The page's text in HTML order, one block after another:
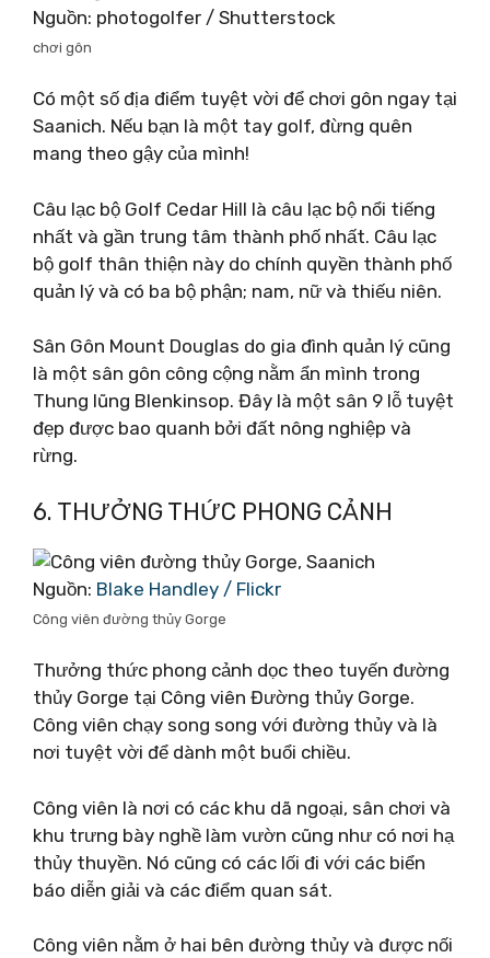
Nguồn: photogolfer / Shutterstock
chơi gôn
Có một số địa điểm tuyệt vời để chơi gôn ngay tại
Saanich. Nếu bạn là một tay golf, đừng quên
mang theo gậy của mình!
Câu lạc bộ Golf Cedar Hill là câu lạc bộ nổi tiếng
nhất và gần trung tâm thành phố nhất. Câu lạc
bộ golf thân thiện này do chính quyền thành phố
quản lý và có ba bộ phận; nam, nữ và thiếu niên.
Sân Gôn Mount Douglas do gia đình quản lý cũng
là một sân gôn công cộng nằm ẩn mình trong
Thung lũng Blenkinsop. Đây là một sân 9 lỗ tuyệt
đẹp được bao quanh bởi đất nông nghiệp và
rừng.
6. THƯỞNG THỨC PHONG CẢNH
Nguồn: Blake Handley / Flickr
Công viên đường thủy Gorge
Thưởng thức phong cảnh dọc theo tuyến đường
thủy Gorge tại Công viên Đường thủy Gorge.
Công viên chạy song song với đường thủy và là
nơi tuyệt vời để dành một buổi chiều.
Công viên là nơi có các khu dã ngoại, sân chơi và
khu trưng bày nghề làm vườn cũng như có nơi hạ
thủy thuyền. Nó cũng có các lối đi với các biển
báo diễn giải và các điểm quan sát.
Công viên nằm ở hai bên đường thủy và được nối